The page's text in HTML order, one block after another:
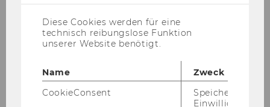
Diese Cookies werden für eine
technisch reibungslose Funktion
unserer Website benötigt.
Name
Zweck
CookieConsent
Speichert Ihre
Einwilligung zur